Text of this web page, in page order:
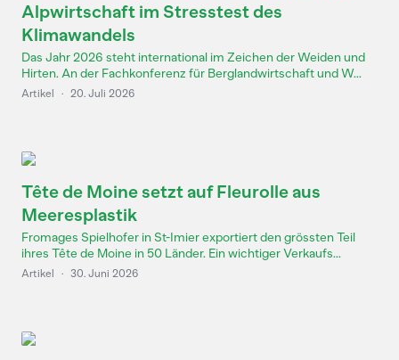
Alpwirtschaft im Stresstest des
Klimawandels
Das Jahr 2026 steht international im Zeichen der Weiden und
Hirten. An der Fachkonferenz für Berglandwirtschaft und W...
Artikel · 20. Juli 2026
Tête de Moine setzt auf Fleurolle aus
Meeresplastik
Fromages Spielhofer in St-Imier exportiert den grössten Teil
ihres Tête de Moine in 50 Länder. Ein wichtiger Verkaufs...
Artikel · 30. Juni 2026